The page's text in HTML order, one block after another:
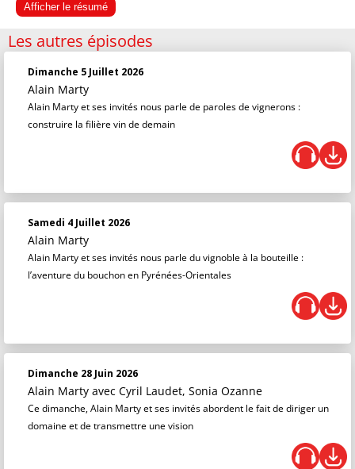
Afficher le résumé
Les autres épisodes
Dimanche 5 Juillet 2026
Alain Marty
Alain Marty et ses invités nous parle de paroles de vignerons :
construire la filière vin de demain
Samedi 4 Juillet 2026
Alain Marty
Alain Marty et ses invités nous parle du vignoble à la bouteille :
l’aventure du bouchon en Pyrénées-Orientales
Dimanche 28 Juin 2026
Alain Marty avec Cyril Laudet, Sonia Ozanne
Ce dimanche, Alain Marty et ses invités abordent le fait de diriger un
domaine et de transmettre une vision